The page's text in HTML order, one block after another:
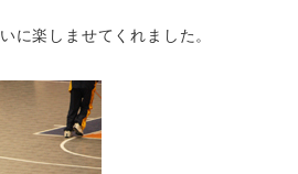
に楽しませてくれました。